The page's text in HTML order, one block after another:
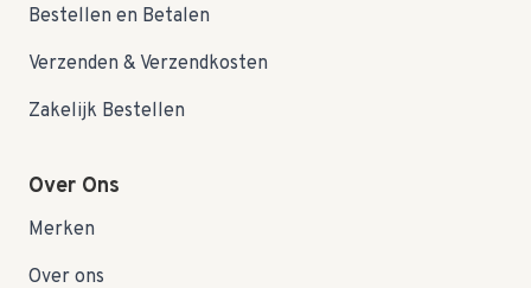
Bestellen en Betalen
Verzenden & Verzendkosten
Zakelijk Bestellen
Over Ons
Merken
Over ons